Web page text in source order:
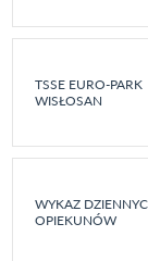
TSSE EURO-PARK
WISŁOSAN
WYKAZ
OPIEKUNÓW